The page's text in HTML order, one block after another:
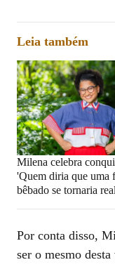
Leia também
Milena celebra
'Quem diria que uma
bêbado se tornaria
Por conta disso,
ser o mesmo desta